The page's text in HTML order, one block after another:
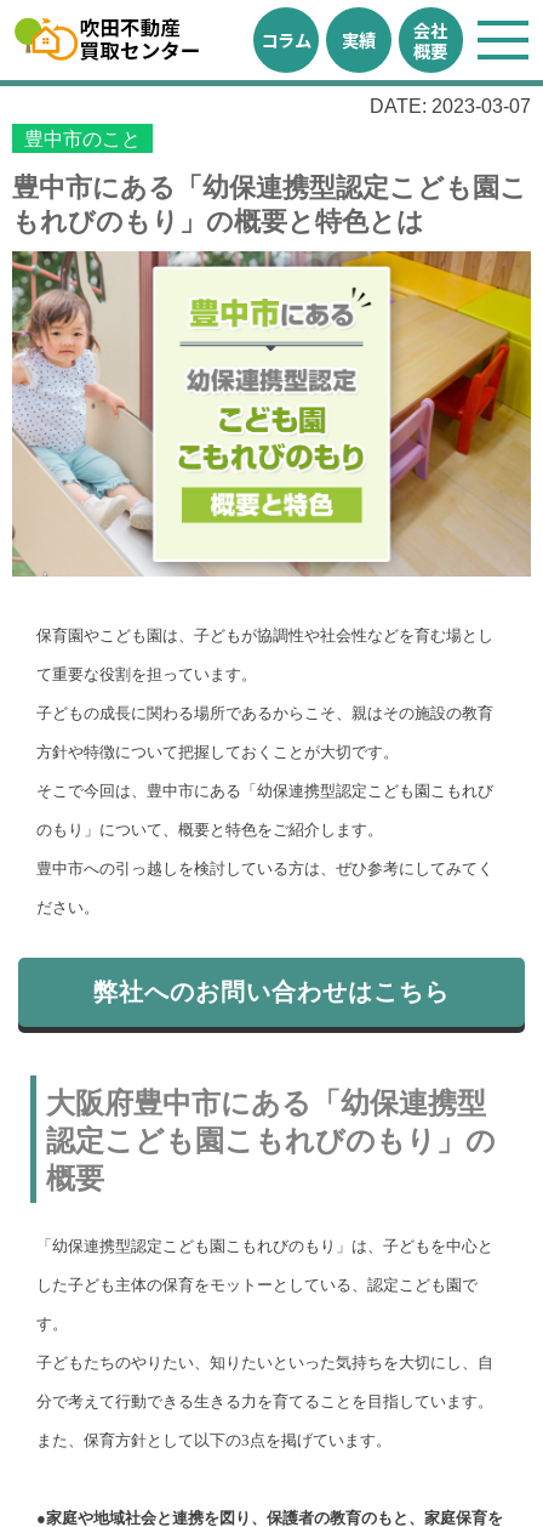
コラム 実績
会社
概要
DATE: 2023-03-07
豊中市のこと
豊中市にある「幼保連携型認定こども園こ
もれびのもり」の概要と特色とは
保育園やこども園は、子どもが協調性や社会性などを育む場とし
て重要な役割を担っています。
子どもの成長に関わる場所であるからこそ、親はその施設の教育
方針や特徴について把握しておくことが大切です。
そこで今回は、豊中市にある「幼保連携型認定こども園こもれび
のもり」について、概要と特色をご紹介します。
豊中市への引っ越しを検討している方は、ぜひ参考にしてみてく
ださい。
弊社へのお問い合わせはこちら
大阪府豊中市にある「幼保連携型
認定こども園こもれびのもり」の
概要
「幼保連携型認定こども園こもれびのもり」は、子どもを中心と
した子ども主体の保育をモットーとしている、認定こども園で
す。
子どもたちのやりたい、知りたいといった気持ちを大切にし、自
分で考えて行動できる生きる力を育てることを目指しています。
また、保育方針として以下の3点を掲げています。
●家庭や地域社会と連携を図り、保護者の教育のもと、家庭保育を